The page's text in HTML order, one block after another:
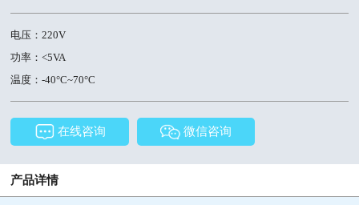
电压：220V
功率：<5VA
温度：-40°C~70°C
在线咨询 微信咨询
产品详情